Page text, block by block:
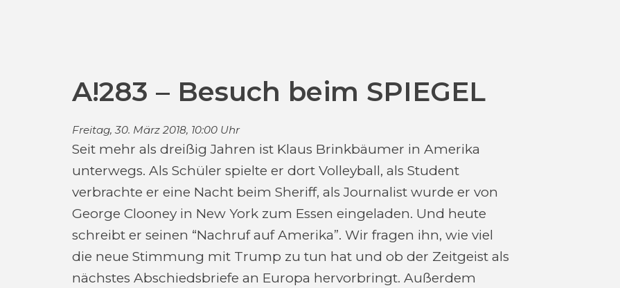
A!283 – Besuch beim SPIEGEL
Freitag, 30. März 2018, 10:00 Uhr
Seit mehr als dreißig Jahren ist Klaus Brinkbäumer in Amerika
unterwegs. Als Schüler spielte er dort Volleyball, als Student
verbrachte er eine Nacht beim Sheriff, als Journalist wurde er von
George Clooney in New York zum Essen eingeladen. Und heute
schreibt er seinen “Nachruf auf Amerika”. Wir fragen ihn, wie viel
die neue Stimmung mit Trump zu tun hat und ob der Zeitgeist als
nächstes Abschiedsbriefe an Europa hervorbringt. Außerdem